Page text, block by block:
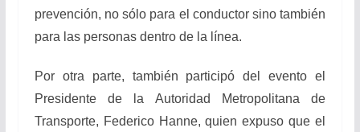
prevención, no sólo para el conductor sino también
para las personas dentro de la línea.
Por otra parte, también participó del evento el
Presidente de la Autoridad Metropolitana de
Transporte, Federico Hanne, quien expuso que el